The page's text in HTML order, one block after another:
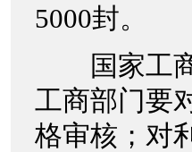
5000封。
国家工商
工商部门要
格审核；对